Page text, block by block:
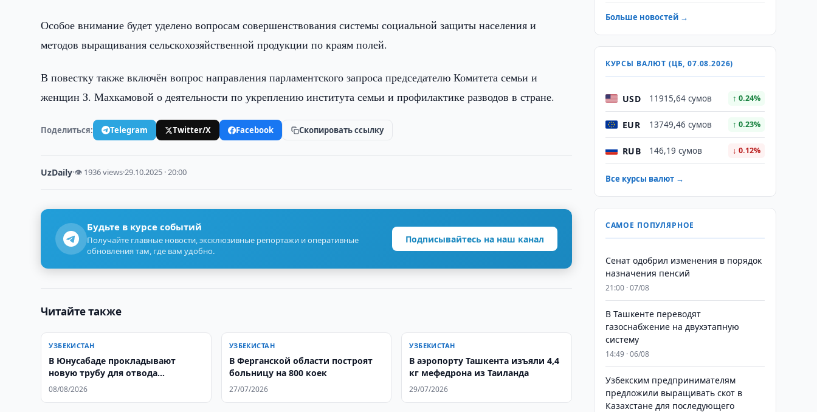
Особое внимание будет уделено вопросам совершенствования системы социальной защиты населения и
методов выращивания сельскохозяйственной продукции по краям полей.
В повестку также включён вопрос направления парламентского запроса председателю Комитета семьи и
женщин З. Махкамовой о деятельности по укреплению института семьи и профилактике разводов в стране.
Поделиться: Telegram Twitter/X Facebook Скопировать ссылку
UzDaily·👁 1936 views·29.10.2025 · 20:00
Будьте в курсе событий
Получайте главные новости, эксклюзивные репортажи и оперативные
обновления там, где вам удобно.
Подписывайтесь на наш канал
Читайте также
УЗБЕКИСТАН
В Юнусабаде прокладывают
новую трубу для отвода
дождевой воды
08/08/2026
УЗБЕКИСТАН
В Ферганской области построят
больницу на 800 коек
27/07/2026
УЗБЕКИСТАН
В аэропорту Ташкента изъяли 4,4
кг мефедрона из Таиланда
29/07/2026
Больше новостей →
КУРСЫ ВАЛЮТ (ЦБ, 07.08.2026)
USD 11915,64 сумов ↑ 0.24%
EUR 13749,46 сумов ↑ 0.23%
RUB 146,19 сумов ↓ 0.12%
Все курсы валют →
САМОЕ ПОПУЛЯРНОЕ
Сенат одобрил изменения в порядок
назначения пенсий
21:00 · 07/08
В Ташкенте переводят
газоснабжение на двухэтапную
систему
14:49 · 06/08
Узбекским предпринимателям
предложили выращивать скот в
Казахстане для последующего